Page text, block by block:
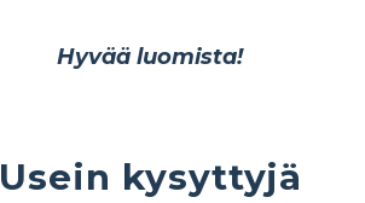
Hyvää luomista!
Usein kysyttyjä